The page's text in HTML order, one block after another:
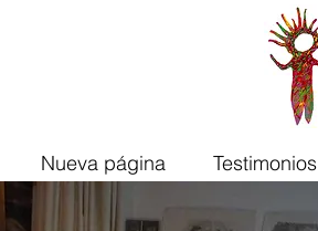
Nueva página Testimonios